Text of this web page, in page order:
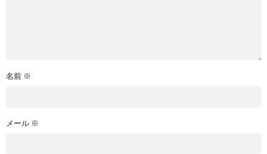
名前 ※
メール ※